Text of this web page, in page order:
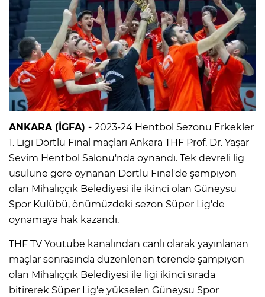
ANKARA (İGFA) - 2023-24 Hentbol Sezonu Erkekler
1. Ligi Dörtlü Final maçları Ankara THF Prof. Dr. Yaşar
Sevim Hentbol Salonu'nda oynandı. Tek devreli lig
usulüne göre oynanan Dörtlü Final'de şampiyon
olan Mihalıççık Belediyesi ile ikinci olan Güneysu
Spor Kulübü, önümüzdeki sezon Süper Lig'de
oynamaya hak kazandı.
THF TV Youtube kanalından canlı olarak yayınlanan
maçlar sonrasında düzenlenen törende şampiyon
olan Mihalıççık Belediyesi ile ligi ikinci sırada
bitirerek Süper Lig'e yükselen Güneysu Spor